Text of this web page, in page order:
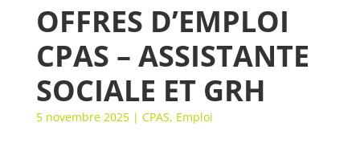
OFFRES D’EMPLOI
CPAS – ASSISTANTE
SOCIALE ET GRH
5 novembre 2025| CPAS, Emploi